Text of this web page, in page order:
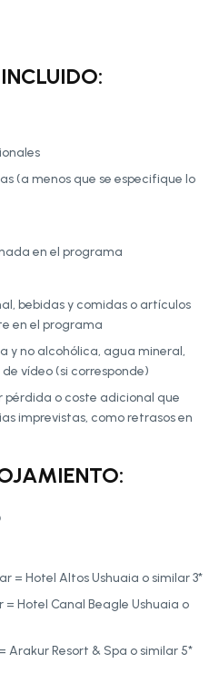
(a menos que se especifique lo
en el programa
bebidas y comidas o artículos
en el programa
y no alcohólica, agua mineral,
vídeo (si corresponde)
pérdida o coste adicional que
imprevistas, como retrasos en
= Hotel Altos Ushuaia o similar 3*
Hotel Canal Beagle Ushuaia o
Arakur Resort & Spa o similar 5*